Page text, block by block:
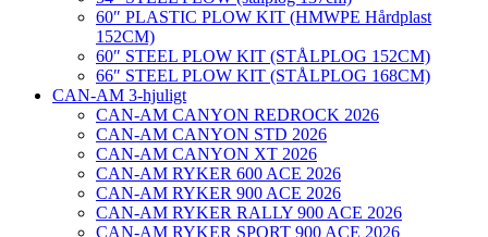
60″ PLASTIC PLOW KIT (HMWPE Hårdplast
152CM)
60″ STEEL PLOW KIT (STÅLPLOG 152CM)
66″ STEEL PLOW KIT (STÅLPLOG 168CM)
CAN-AM 3-hjuligt
CAN-AM CANYON REDROCK 2026
CAN-AM CANYON STD 2026
CAN-AM CANYON XT 2026
CAN-AM RYKER 600 ACE 2026
CAN-AM RYKER 900 ACE 2026
CAN-AM RYKER RALLY 900 ACE 2026
CAN-AM RYKER SPORT 900 ACE 2026